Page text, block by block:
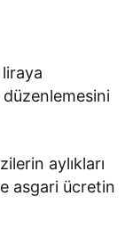
düzenlemesini
aylıkları
asgari ücretin